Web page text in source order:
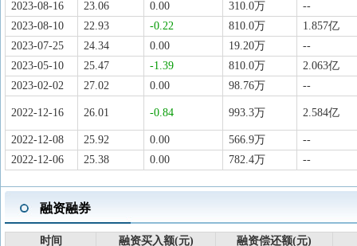
2023-08-16 23.06 0.00 310.0万
--
2023-08-10
22.93 -0.22 810.0万
1.857亿
2023-07-25
24.34 0.00 19.20万
--
2023-05-10
25.47 -1.39 810.0万
2.063亿
2023-02-02
27.02 0.00 98.76万 --
2022-12-16 26.01 -0.84 993.3万 2.584亿
2022-12-08 25.92 0.00 566.9万
--
2022-12-06
25.38 0.00 782.4万 --
融资融券
时间 融资买入额(元)
融资偿还额(元)